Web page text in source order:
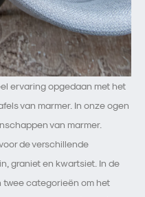
ervaring opgedaan met het
van marmer. In onze ogen
van marmer.
de verschillende
graniet en kwartsiet. In de
twee categorieën om het